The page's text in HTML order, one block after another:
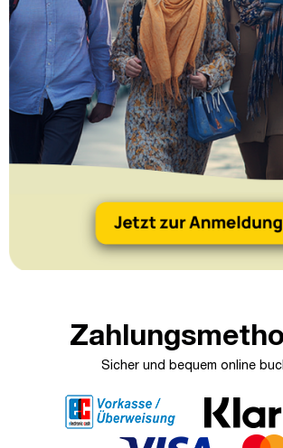
Sicher und bequem online